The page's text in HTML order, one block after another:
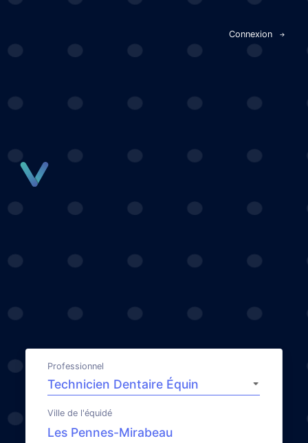
Connexion
Professionnel
Ville de l'équidé